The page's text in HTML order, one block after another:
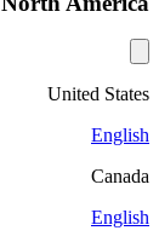
United States
English
Canada
English